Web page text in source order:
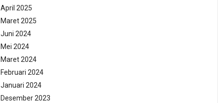
April 2025
Maret 2025
Juni 2024
Mei 2024
Maret 2024
Februari 2024
Januari 2024
Desember 2023